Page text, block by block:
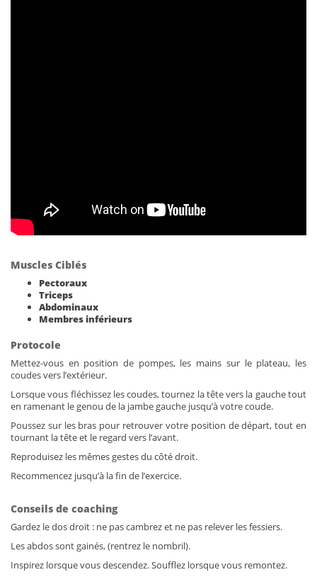
Muscles Ciblés
Pectoraux
Triceps
Abdominaux
Membres inférieurs
Protocole
Mettez-vous en position de pompes, les mains sur le plateau, les
coudes vers l’extérieur.
Lorsque vous fléchissez les coudes, tournez la tête vers la gauche tout
en ramenant le genou de la jambe gauche jusqu’à votre coude.
Poussez sur les bras pour retrouver votre position de départ, tout en
tournant la tête et le regard vers l’avant.
Reproduisez les mêmes gestes du côté droit.
Recommencez jusqu’à la fin de l’exercice.
Conseils de coaching
Gardez le dos droit : ne pas cambrez et ne pas relever les fessiers.
Les abdos sont gainés, (rentrez le nombril).
Inspirez lorsque vous descendez. Soufflez lorsque vous remontez.